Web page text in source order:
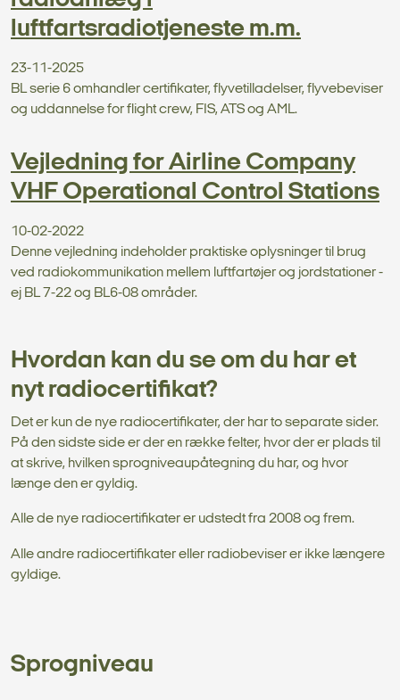
luftfartsradiotjeneste m.m.
23-11-2025
BL serie 6 omhandler certifikater, flyvetilladelser, flyvebeviser
og uddannelse for flight crew, FIS, ATS og AML.
Vejledning for Airline Company
VHF Operational Control Stations
10-02-2022
Denne vejledning indeholder praktiske oplysninger til brug
ved radiokommunikation mellem luftfartøjer og jordstationer -
ej BL 7-22 og BL6-08 områder.
Hvordan kan du se om du har et
nyt radiocertifikat?
Det er kun de nye radiocertifikater, der har to separate sider.
På den sidste side er der en række felter, hvor der er plads til
at skrive, hvilken sprogniveaupåtegning du har, og hvor
længe den er gyldig.
Alle de nye radiocertifikater er udstedt fra 2008 og frem.
Alle andre radiocertifikater eller radiobeviser er ikke længere
gyldige.
Sprogniveau